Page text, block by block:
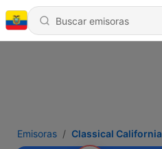
Emisoras Classical California